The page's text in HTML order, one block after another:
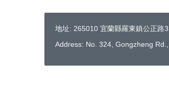
地址: 265010 宜蘭縣羅東鎮公正路
Address: No. 324, Gongzheng